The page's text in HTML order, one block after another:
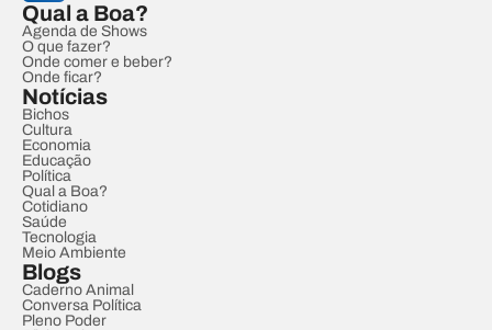
Qual a Boa?
Agenda de Shows
O que fazer?
Onde comer e beber?
Onde ficar?
Notícias
Bichos
Cultura
Economia
Educação
Política
Qual a Boa?
Cotidiano
Saúde
Tecnologia
Meio Ambiente
Blogs
Caderno Animal
Conversa Política
Pleno Poder